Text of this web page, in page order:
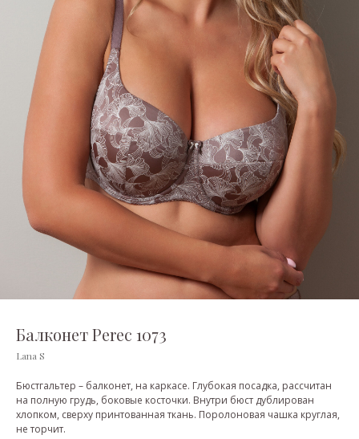
Балконет Perec 1073
Lana S
Бюстгальтер – балконет, на каркасе. Глубокая посадка, рассчитан
на полную грудь, боковые косточки. Внутри бюст дублирован
хлопком, сверху принтованная ткань. Поролоновая чашка круглая,
не торчит.